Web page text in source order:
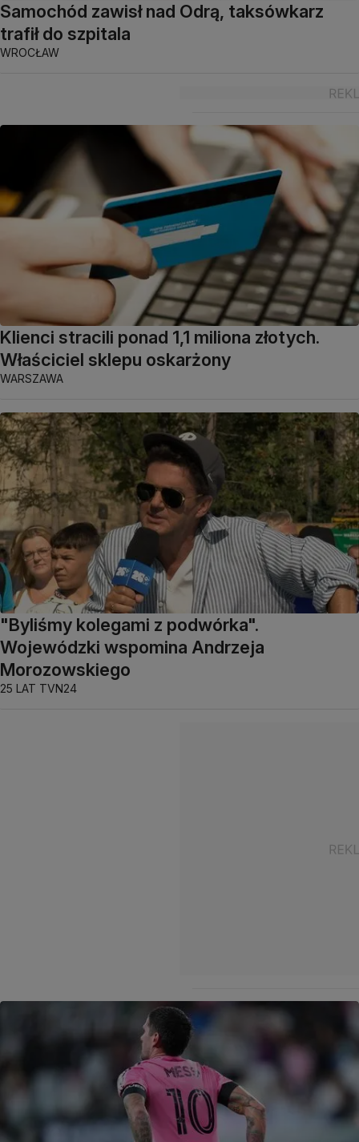
Samochód zawisł nad Odrą, taksówkarz
trafił do szpitala
WROCŁAW
Klienci stracili ponad 1,1 miliona złotych.
Właściciel sklepu oskarżony
WARSZAWA
"Byliśmy kolegami z podwórka".
Wojewódzki wspomina Andrzeja
Morozowskiego
25 LAT TVN24